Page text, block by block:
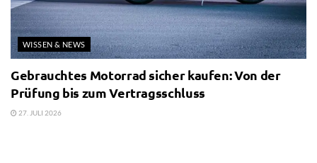
WISSEN & NEWS
Gebrauchtes Motorrad sicher kaufen: Von der
Prüfung bis zum Vertragsschluss
27. JULI 2026